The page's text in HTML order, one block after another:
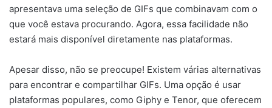
apresentava uma seleção de GIFs que combinavam com o
que você estava procurando. Agora, essa facilidade não
estará mais disponível diretamente nas plataformas.
Apesar disso, não se preocupe! Existem várias alternativas
para encontrar e compartilhar GIFs. Uma opção é usar
plataformas populares, como Giphy e Tenor, que oferecem